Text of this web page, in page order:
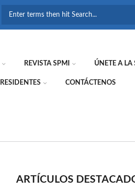
REVISTA SPMI ÚNETE A LA
RESIDENTES CONTÁCTENOS
ARTÍCULOS